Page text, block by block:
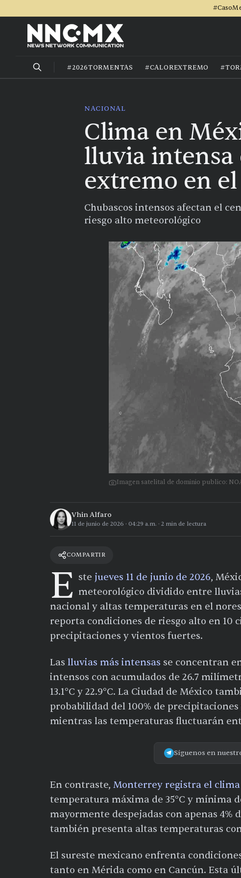
#2026TORMENTAS #CALOREXTREMO
NACIONAL
Clima en
lluvia intensa
extremo en
Chubascos intensos afectan el
riesgo alto meteorológico
Imagen satelital de dominio publico:
Vhin Alfaro
11 de junio de 2026 · 04:29 a.m. · 2 min de lectura
COMPARTIR
E ste jueves 11 de junio de 2026,
meteorológico dividido entre
nacional y altas temperaturas en el
reporta condiciones de riesgo alto en 10
precipitaciones y vientos fuertes.
Las lluvias más intensas se concentran
intensos con acumulados de 26.7
13.1°C y 22.9°C. La Ciudad de México
probabilidad del 100% de
mientras las temperaturas fluctuarán
Síguenos en
En contraste, Monterrey registra el clima
temperatura máxima de 35°C y mínima
mayormente despejadas con apenas
también presenta altas temperaturas
El sureste mexicano enfrenta
tanto en Mérida como en Cancún. Esta